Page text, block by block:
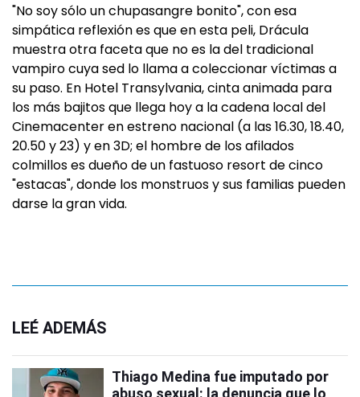
"No soy sólo un chupasangre bonito", con esa
simpática reflexión es que en esta peli, Drácula
muestra otra faceta que no es la del tradicional
vampiro cuya sed lo llama a coleccionar víctimas a
su paso. En Hotel Transylvania, cinta animada para
los más bajitos que llega hoy a la cadena local del
Cinemacenter en estreno nacional (a las 16.30, 18.40,
20.50 y 23) y en 3D; el hombre de los afilados
colmillos es dueño de un fastuoso resort de cinco
"estacas", donde los monstruos y sus familias pueden
darse la gran vida.
LEÉ ADEMÁS
Thiago Medina fue imputado por
abuso sexual: la denuncia que lo